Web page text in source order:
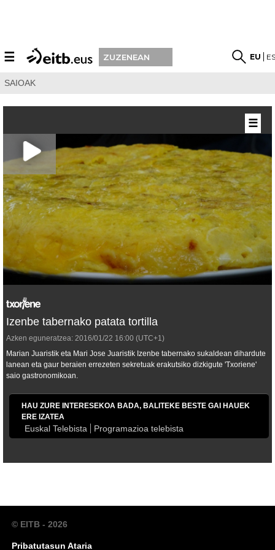
☰ ZUZENEAN EU
SAIOAK
Izenbe tabernako patata tortilla
Azken eguneratzea: 2016/01/22 16:00 (UTC+1)
Marian Juaristik eta Mari Jose Juaristik Izenbe tabernako sukaldean dihardute
lanean eta gaur beraien errezeten sekretuak erakutsiko dizkigute 'Txoriene'
saio gastronomikoan.
HAU ZURE INTERESEKOA BADA, BALITEKE BESTE GAI HAUEK
ERE IZATEA
Euskal Telebista Programazioa telebista
☰
© EITB - 2026
Pribatutasun Ataria